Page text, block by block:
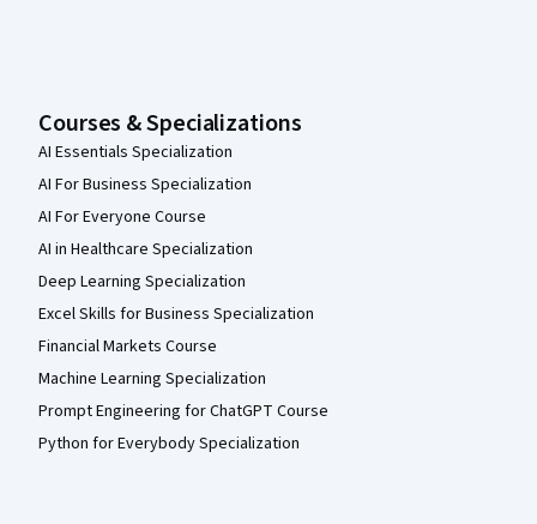
Courses & Specializations
AI Essentials Specialization
AI For Business Specialization
AI For Everyone Course
AI in Healthcare Specialization
Deep Learning Specialization
Excel Skills for Business Specialization
Financial Markets Course
Machine Learning Specialization
Prompt Engineering for ChatGPT Course
Python for Everybody Specialization